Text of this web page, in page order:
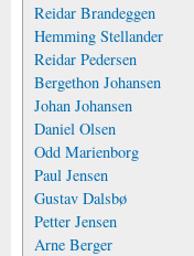
Reidar Brandeggen
Hemming Stellander
Reidar Pedersen
Bergethon Johansen
Johan Johansen
Daniel Olsen
Odd Marienborg
Paul Jensen
Gustav Dalsbø
Petter Jensen
Arne Berger